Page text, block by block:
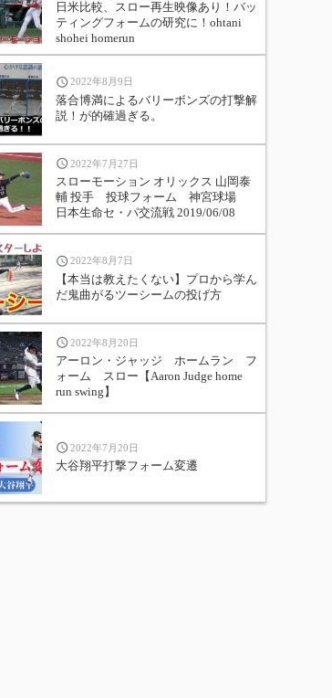
日米比較、スロー再生映像あり！バッ
ティングフォームの研究に！ohtani
shohei homerun
2022年8月9日
落合博満によるバリーボンズの打撃解
説！が的確過ぎる。
2022年7月27日
スローモーション オリックス 山岡泰
輔 投手 投球フォーム 神宮球場
日本生命セ・パ交流戦 2019/06/08
2022年8月7日
【本当は教えたくない】プロから学ん
だ鬼曲がるツーシームの投げ方
2022年8月20日
アーロン・ジャッジ ホームラン フ
ォーム スロー【Aaron Judge home
run swing】
2022年7月20日
大谷翔平打撃フォーム変遷